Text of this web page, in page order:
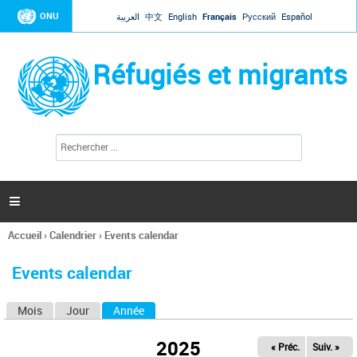
Jump to navigation
ONU العربية 中文 English Français Русский Español
Réfugiés et migrants
l
c
h
e

Vous
ici
Accueil›Calendrier› Events calendar
Events calendar
Mois Jour Année
2025 « Préc. Suiv. »